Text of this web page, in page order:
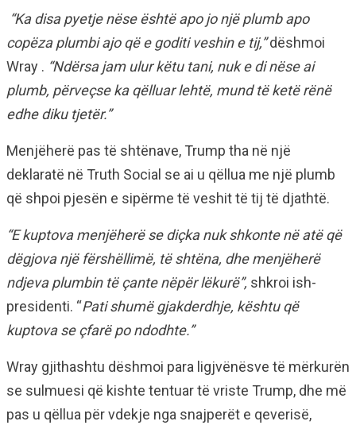
“Ka disa pyetje nëse është apo jo një plumb apo
copëza plumbi ajo që e goditi veshin e tij,”dëshmoi
Wray . “Ndërsa jam ulur këtu tani, nuk e di nëse ai
plumb, përveçse ka qëlluar lehtë, mund të ketë rënë
edhe diku tjetër.”
Menjëherë pas të shtënave, Trump tha në një
deklaratë në Truth Social se ai u qëllua me një plumb
që shpoi pjesën e sipërme të veshit të tij të djathtë.
“E kuptova menjëherë se diçka nuk shkonte në atë që
dëgjova një fërshëllimë, të shtëna, dhe menjëherë
ndjeva plumbin të çante nëpër lëkurë”, shkroi ish-
presidenti. “Pati shumë gjakderdhje, kështu që
kuptova se çfarë po ndodhte.”
Wray gjithashtu dëshmoi para ligjvënësve të mërkurën
se sulmuesi që kishte tentuar të vriste Trump, dhe më
pas u qëllua për vdekje nga snajperët e qeverisë,